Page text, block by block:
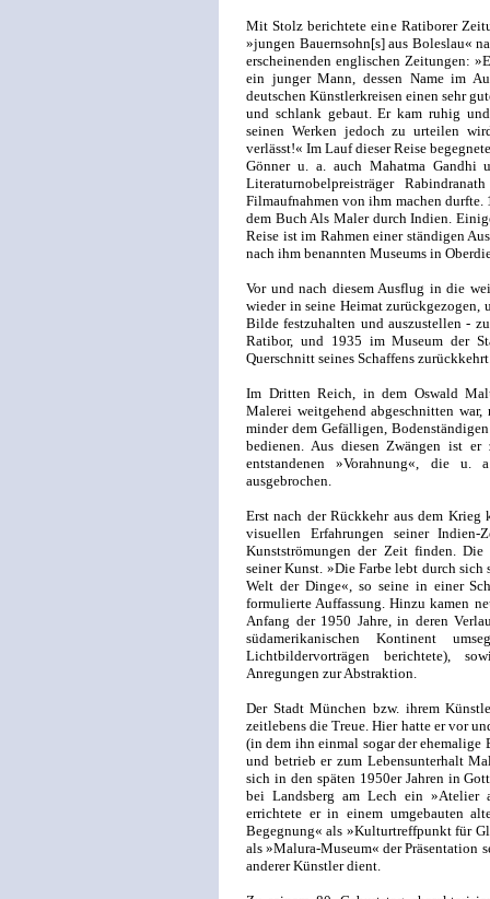
Mit Stolz berichtete eine Ratiborer
»jungen Bauernsohn[s] aus Boleslau«
erscheinenden englischen Zeitungen:
ein junger Mann, dessen Name im
deutschen Künstlerkreisen einen sehr
und schlank gebaut. Er kam ruhig
seinen Werken jedoch zu urteilen
verlässt!« Im Lauf dieser Reise
Gönner u. a. auch Mahatma Gandhi
Literaturnobelpreisträger
Filmaufnahmen von ihm machen durfte.
dem Buch Als Maler durch Indien.
Reise ist im Rahmen einer ständigen
nach ihm benannten Museums in
Vor und nach diesem Ausflug in die
wieder in seine Heimat
Bilde festzuhalten und auszustellen -
Ratibor, und 1935 im Museum der
Querschnitt seines Schaffens
Im Dritten Reich, in dem Oswald
Malerei weitgehend abgeschnitten
minder dem Gefälligen,
bedienen. Aus diesen Zwängen ist
entstandenen »Vorahnung«, die
ausgebrochen.
Erst nach der Rückkehr aus dem
visuellen Erfahrungen seiner
Kunstströmungen der Zeit finden.
seiner Kunst. »Die Farbe lebt durch
Welt der Dinge«, so seine in einer
formulierte Auffassung. Hinzu kamen
Anfang der 1950 Jahre, in deren
südamerikanischen Kontinent
Lichtbildervorträgen berichtete),
Anregungen zur Abstraktion.
Der Stadt München bzw. ihrem
zeitlebens die Treue. Hier hatte er vor
(in dem ihn einmal sogar der ehemalige
und betrieb er zum Lebensunterhalt
sich in den späten 1950er Jahren in
bei Landsberg am Lech ein »Atelier
errichtete er in einem umgebauten
Begegnung« als »Kulturtreffpunkt für
als »Malura-Museum« der Präsentation
anderer Künstler dient.